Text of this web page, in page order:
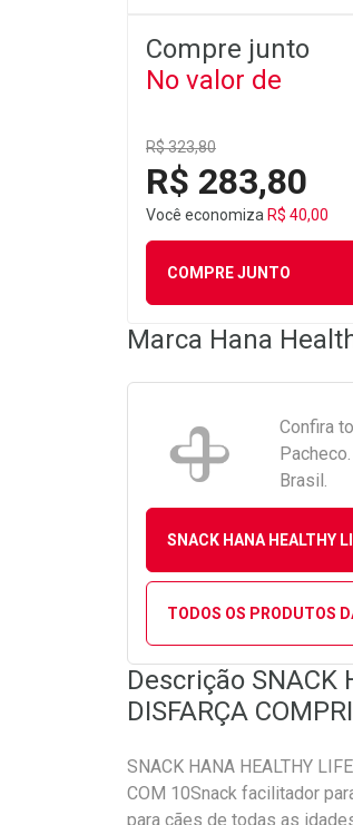
Compre junto
No valor de
R$ 323,80
R$ 283,80
Você economiza R$ 40,00
COMPRE JUNTO
Marca Hana
Confira
Brasil.
SNACK HANA HEALTHY
TODOS OS PRODUTOS
Descrição SNACK
DISFARÇA
SNACK HANA HEALTHY
COM 10Snack facilitador
para cães de todas as